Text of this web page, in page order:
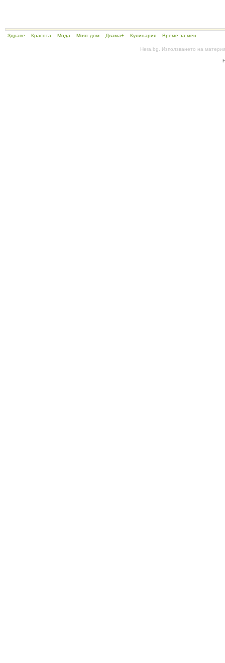
Здраве Красота Мода Моят дом Двама+ Кулинария Време за мен
Hera.bg. Използването на